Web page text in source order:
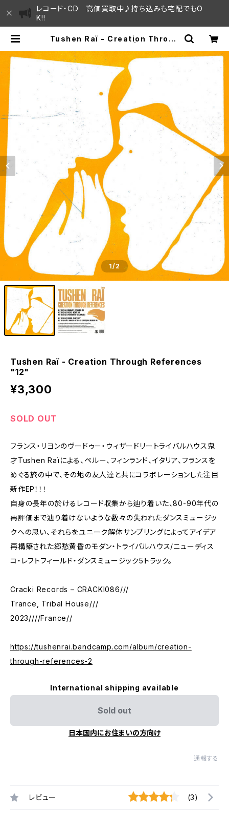
レコード・CD 高価買取中♪持ち込みも宅配でもO
K!!
Tushen Raï - Creation Throug
HOUSE / ハレまち通りからすぐ♫見
晴らしの良いレコード屋
1/2
Tushen Raï - Creation Through References
"12"
¥3,300
SOLD OUT
フランス・リヨンのヴードゥー・ウィザードリートライバルハウス鬼
才Tushen Raïによる、ペルー、フィンランド、イタリア、フランスを
めぐる旅の中で、その地の友人達と共にコラボレーションした注目
新作EP！！！
自身の長年の於けるレコード収集から辿り着いた、80-90年代の
再評価まで辿り着けないような数々の失われたダンスミュージッ
クへの思い、それらをユニーク解体サンプリングによってアイデア
再構築された郷愁黄昏のモダン・トライバルハウス/ニューディス
コ・レフトフィールド・ダンスミュージック5トラック。
Cracki Records – CRACKI086///
Trance, Tribal House///
2023////France//
https://tushenrai.bandcamp.com/album/creation-
through-references-2
International shipping available
Sold out
日本国内にお住まいの方向け
通報する
レビュー (3)